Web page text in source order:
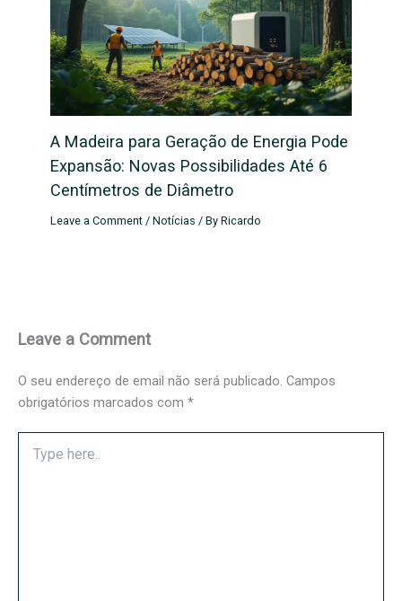
A Madeira para Geração de Energia Pode
Expansão: Novas Possibilidades Até 6
Centímetros de Diâmetro
Leave a Comment /Notícias / ByRicardo
Leave a Comment
O seu endereço de email não será publicado. Campos
obrigatórios marcados com *
here..